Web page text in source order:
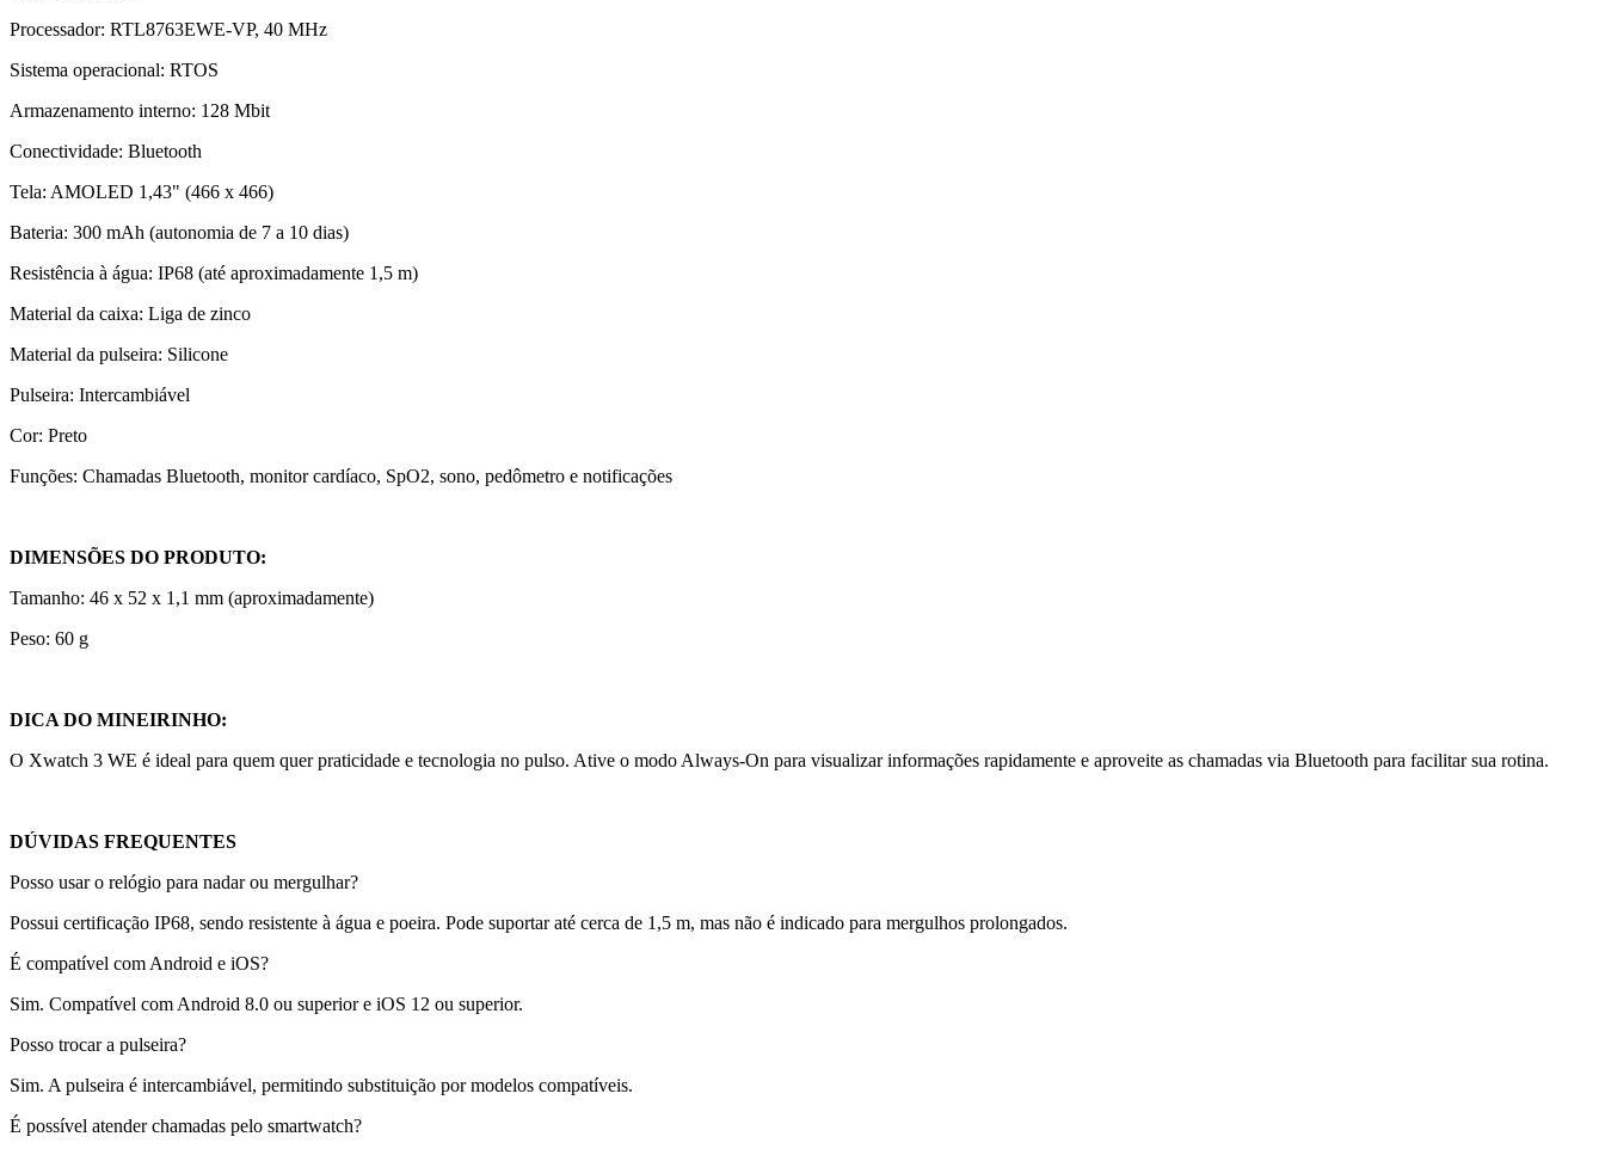
Processador: RTL8763EWE-VP, 40 MHz
Sistema operacional: RTOS
Armazenamento interno: 128 Mbit
Conectividade: Bluetooth
Tela: AMOLED 1,43" (466 x 466)
Bateria: 300 mAh (autonomia de 7 a 10 dias)
Resistência à água: IP68 (até aproximadamente 1,5 m)
Material da caixa: Liga de zinco
Material da pulseira: Silicone
Pulseira: Intercambiável
Cor: Preto
Funções: Chamadas Bluetooth, monitor cardíaco, SpO2, sono, pedômetro e notificações
DIMENSÕES DO PRODUTO:
Tamanho: 46 x 52 x 1,1 mm (aproximadamente)
Peso: 60 g
DICA DO MINEIRINHO:
O Xwatch 3 WE é ideal para quem quer praticidade e tecnologia no pulso. Ative o modo Always-On para visualizar informações rapidamente e aproveite as chamadas via Bluetooth para facilitar sua rotina.
DÚVIDAS FREQUENTES
Posso usar o relógio para nadar ou mergulhar?
Possui certificação IP68, sendo resistente à água e poeira. Pode suportar até cerca de 1,5 m, mas não é indicado para mergulhos prolongados.
É compatível com Android e iOS?
Sim. Compatível com Android 8.0 ou superior e iOS 12 ou superior.
Posso trocar a pulseira?
Sim. A pulseira é intercambiável, permitindo substituição por modelos compatíveis.
É possível atender chamadas pelo smartwatch?